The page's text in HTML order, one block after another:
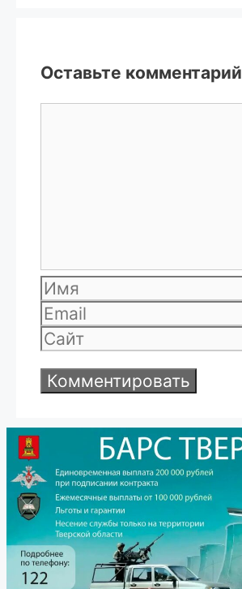
Оставьте комментарий
Имя
Email
Сайт